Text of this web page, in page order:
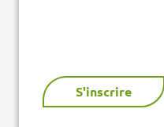
S'inscrire